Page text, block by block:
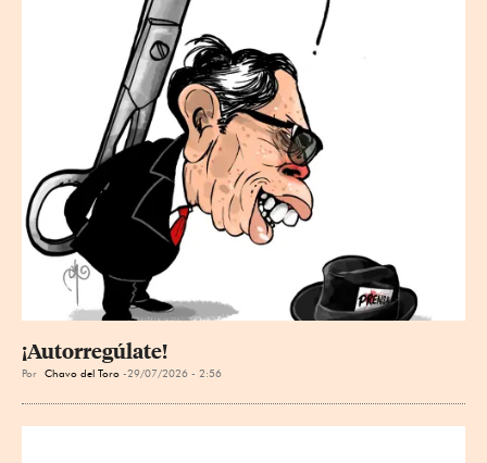
¡Autorregúlate!
Por Chavo del Toro 29/07/2026 - 2:56